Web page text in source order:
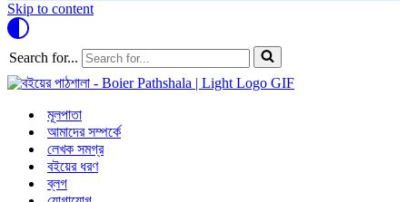
Skip to content
Search for...
মূলপাতা
আমাদের সম্পর্কে
লেখক সমগ্র
বইয়ের ধরণ
ব্লগ